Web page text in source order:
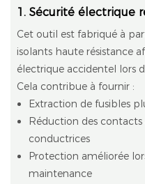
1. Sécurité électrique
Cet outil est fabriqué à
isolants haute résistance
électrique accidentel lors
Cela contribue à fournir :
Extraction de fusibles
Réduction des contacts
conductrices
Protection améliorée
maintenance